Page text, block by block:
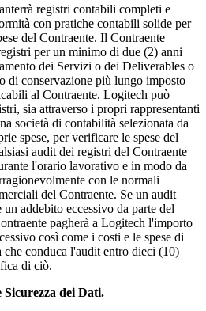
registri contabili completi e
con pratiche contabili solide per
del Contraente. Il Contraente
per un minimo di due (2) anni
dei Servizi o dei Deliverables o
di conservazione più lungo imposto
al Contraente. Logitech può
sia attraverso i propri rappresentanti
società di contabilità selezionata da
spese, per verificare le spese del
audit dei registri del Contraente
l'orario lavorativo e in modo da
con le normali
del Contraente. Se un audit
un addebito eccessivo da parte del
pagherà a Logitech l'importo
così come i costi e le spese di
che conduca l'audit entro dieci (10)
di ciò.
Sicurezza dei Dati.